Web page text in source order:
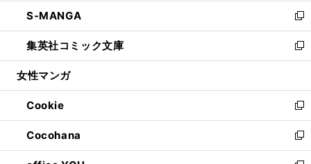
く
で
開
く
ド
ウ
で
開
ウ
ィ
ン
ド
ウ
開
く
し
い
ウ
ィ
ン
ウ
で
開
く
S-MANGA
新
し
い
ウ
ン
ド
ウ
で
開
集英社コミック文庫
新
し
ウ
ィ
ン
ド
ウ
女性マンガ
Cookie
新
し
い
ウ
Cocohana
新
し